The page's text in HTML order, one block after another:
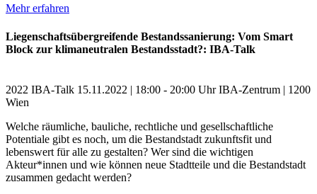
Mehr erfahren
Liegenschaftsübergreifende Bestandssanierung: Vom Smart
Block zur klimaneutralen Bestandsstadt?: IBA-Talk
2022 IBA-Talk 15.11.2022 | 18:00 - 20:00 Uhr IBA-Zentrum | 1200
Wien
Welche räumliche, bauliche, rechtliche und gesellschaftliche
Potentiale gibt es noch, um die Bestandstadt zukunftsfit und
lebenswert für alle zu gestalten? Wer sind die wichtigen
Akteur*innen und wie können neue Stadtteile und die Bestandstadt
zusammen gedacht werden?